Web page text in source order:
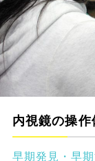
内視鏡の操作
早期発見・早